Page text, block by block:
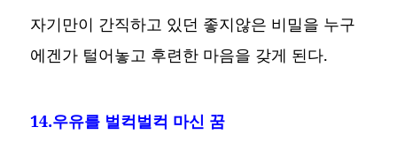
자기만이 간직하고 있던 좋지않은 비밀을 누구
에겐가 털어놓고 후련한 마음을 갖게 된다.
14.우유를 벌컥벌컥 마신 꿈